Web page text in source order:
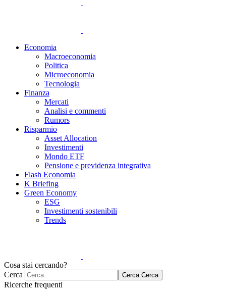
Economia
Macroeconomia
Politica
Microeconomia
Tecnologia
Finanza
Mercati
Analisi e commenti
Rumors
Risparmio
Asset Allocation
Investimenti
Mondo ETF
Pensione e previdenza integrativa
Flash Economia
K Briefing
Green Economy
ESG
Investimenti sostenibili
Trends
Cosa stai cercando?
Cerca
Cerca Cerca
Ricerche frequenti